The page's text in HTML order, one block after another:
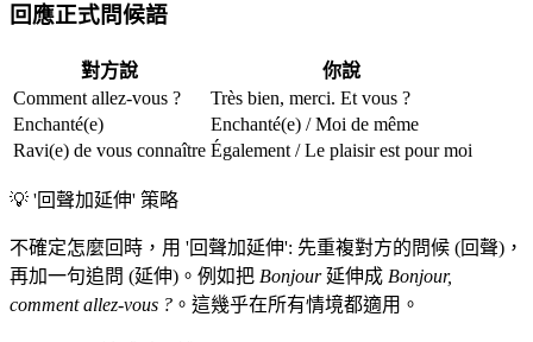
回應正式問候語
對方說
你說
Comment allez-vous ?
Très bien, merci. Et vous ?
Enchanté(e)
Enchanté(e) / Moi de même
Ravi(e) de vous connaître Également / Le plaisir est pour moi
💡 '回聲加延伸' 策略
不確定怎麼回時，用 '回聲加延伸': 先重複對方的問候 (回聲)，
再加一句追問 (延伸)。例如把 Bonjour延伸成 Bonjour,
comment allez-vous ? 。這幾乎在所有情境都適用。